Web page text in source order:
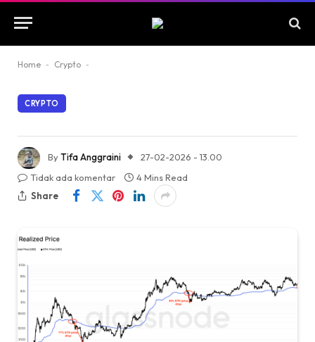
Home - Crypto -
CRYPTO
ByTifa Anggraini
27-02-2026 - 13.00
Tidak ada komentar
4 Mins Read
Share